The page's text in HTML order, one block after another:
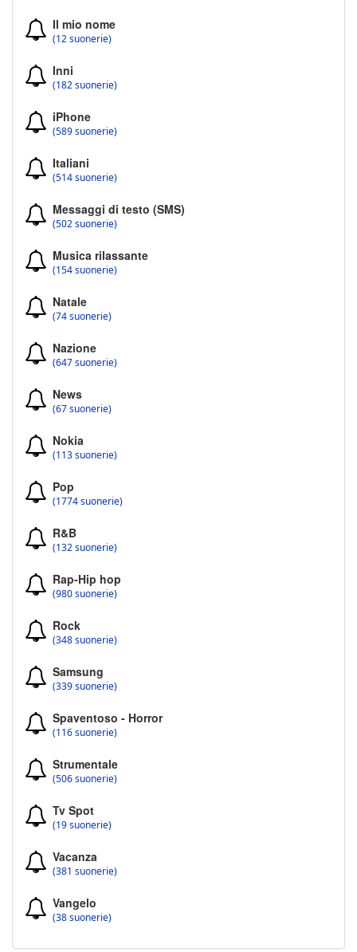
Il mio nome
(12 suonerie)
Inni
(182 suonerie)
iPhone
(589 suonerie)
Italiani
(514 suonerie)
Messaggi di testo (SMS)
(502 suonerie)
Musica rilassante
(154 suonerie)
Natale
(74 suonerie)
Nazione
(647 suonerie)
News
(67 suonerie)
Nokia
(113 suonerie)
Pop
(1774 suonerie)
R&B
(132 suonerie)
Rap-Hip hop
(980 suonerie)
Rock
(348 suonerie)
Samsung
(339 suonerie)
Spaventoso - Horror
(116 suonerie)
Strumentale
(506 suonerie)
Tv Spot
(19 suonerie)
Vacanza
(381 suonerie)
Vangelo
(38 suonerie)